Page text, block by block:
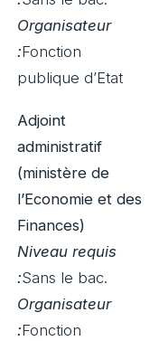
Organisateur
:Fonction
publique d’Etat
Adjoint
administratif
(ministère de
l’Economie et des
Finances)
Niveau requis
:Sans le bac.
Organisateur
:Fonction